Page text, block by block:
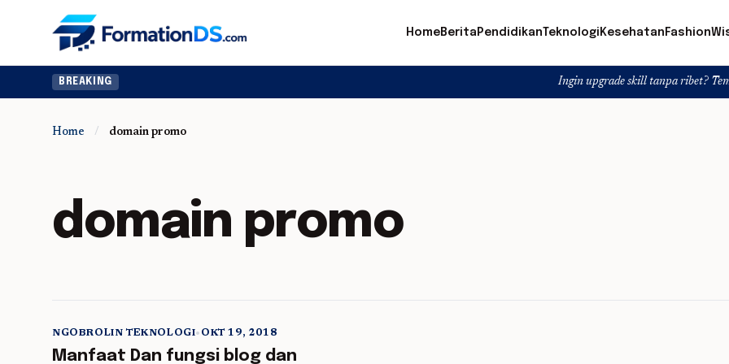
HomeBerita PendidikanTeknologi Kesehatan Fashion
BREAKING Ingin upgrade skill tanpa ribet? Temukan
Home / domain promo
domain promo
NGOBROLIN TEKNOLOGI• OKT 19, 2018
Manfaat Dan fungsi blog dan